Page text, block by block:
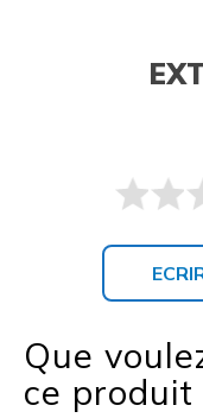
Que
ce produit